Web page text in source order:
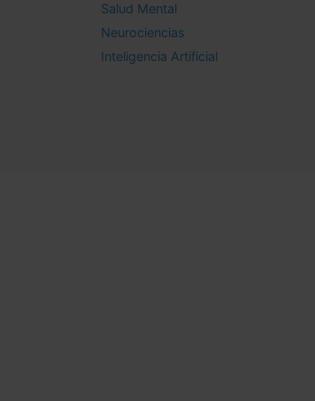
Salud Mental
Neurociencias
Inteligencia Artificial